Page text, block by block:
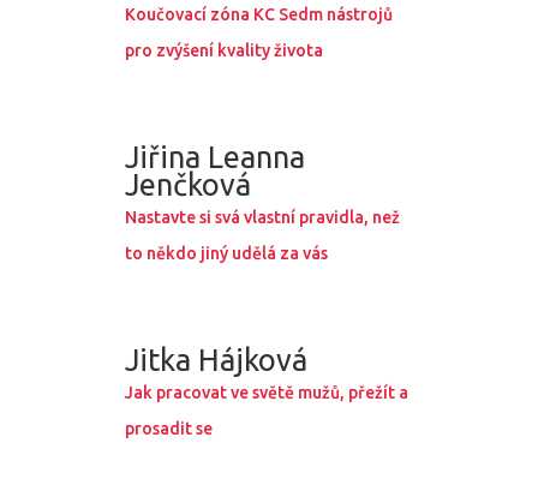
Koučovací zóna KC Sedm nástrojů
pro zvýšení kvality života
Jiřina Leanna
Jenčková
Nastavte si svá vlastní pravidla, než
to někdo jiný udělá za vás
Jitka Hájková
Jak pracovat ve světě mužů, přežít a
prosadit se